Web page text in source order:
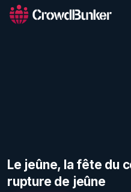
Le jeûne, la fête du
rupture de jeûne